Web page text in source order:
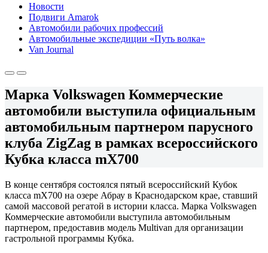
Новости
Подвиги Amarok
Автомобили рабочих профессий
Автомобильные экспедиции «Путь волка»
Van Journal
Марка Volkswagen Коммерческие
автомобили выступила официальным
автомобильным партнером парусного
клуба ZigZag в рамках всероссийского
Кубка класса mХ700
В конце сентября состоялся пятый всероссийский Кубок
класса mХ700 на озере Абрау в Краснодарском крае, ставший
самой массовой регатой в истории класса. Марка Volkswagen
Коммерческие автомобили выступила автомобильным
партнером, предоставив модель Multivan для организации
гастрольной программы Кубка.